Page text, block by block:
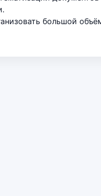
большой